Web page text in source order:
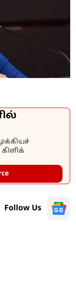
Follow Us